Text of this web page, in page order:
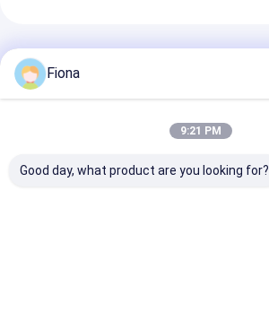
추천된 제품
Fiona
9:21 PM
Good day, what product are you looking for?